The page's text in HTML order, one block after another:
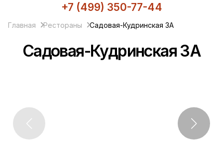
+7 (499) 350-77-44
Главная Рестораны Садовая-Кудринская 3А
Садовая-Кудринская 3А